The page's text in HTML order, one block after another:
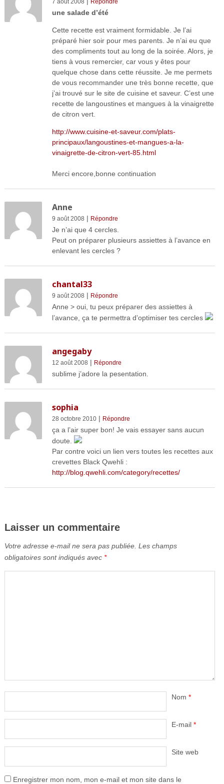
7 août 2008 Répondre
une salade d’été
Cette recette est vraiment formidable. Je l’ai
préparé hier soir pour mes parents. Je n’ai eu que
des compliments tout au long de la soirée. Alors, je
tiens à vous remercier, car vous y êtes pour
quelque chose dans cette réussite. Je me permets
de vous recommander une très bonne recette, que
j’ai trouvé sur le site de cuisine et saveur. C’est une
recette de langoustines et mangues à la vinaigrette
de citron vert.
http://www.cuisine-et-saveur.com/plats-
principaux/langoustines-et-mangues-a-la-
vinaigrette-de-citron-vert-85.html
Merci encore,bonne continuation
Anne
9 août 2008 | Répondre
Je n’ai que 4 cercles.
Peut on préparer plusieurs assiettes à l’avance en
enlevant les cercles ?
chantal33
9 août 2008 | Répondre
Anne > oui, tu peux préparer des assiettes à
l’avance, ça te permettra d’optimiser tes cercles
angegaby
12 août 2008 | Répondre
sublime j’adore la pesentation.
sophia
28 octobre 2010| Répondre
ça a l’air super bon! Je vais essayer sans aucun
doute.
Par contre voici un lien vers toutes les recettes aux
crevettes Black Qwehli :
http://blog.qwehli.com/category/recettes/
Laisser un commentaire
Votre adresse e-mail ne sera pas publiée. Les champs
obligatoires sont indiqués avec *
Nom *
E-mail *
Site web
Enregistrer mon nom, mon e-mail et mon site dans le